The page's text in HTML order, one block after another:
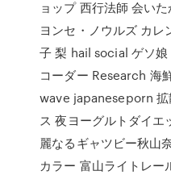
ョップ 西行法師 会い
ヨンセ・ノウルズ カ
子 梨 hail social ゲソ
コーダー Research 海
wave japaneseporn 拡
ス 夜ヨーグルトダイエ
麗なるギャツビー秋
カラー 富山ライトレ